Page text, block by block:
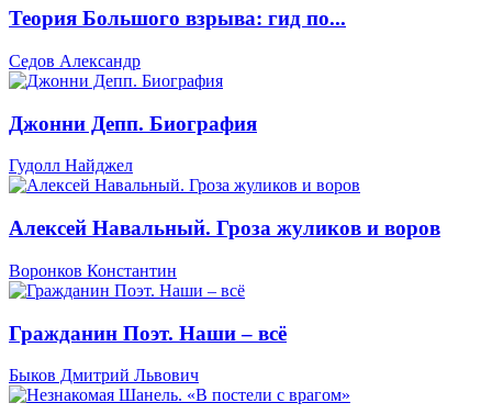
Теория Большого взрыва: гид по...
Седов Александр
Джонни Депп. Биография
Гудолл Найджел
Алексей Навальный. Гроза жуликов и воров
Воронков Константин
Гражданин Поэт. Наши – всё
Быков Дмитрий Львович